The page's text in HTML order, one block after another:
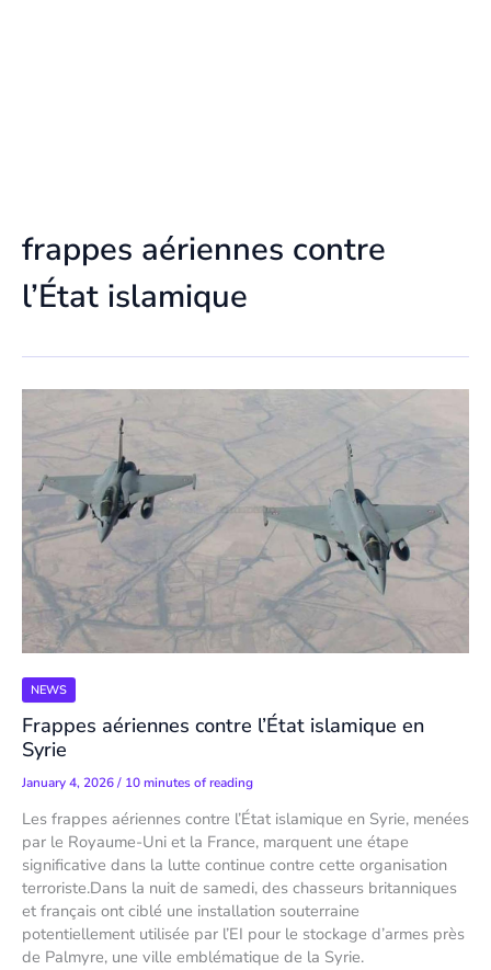
frappes aériennes contre
l’État islamique
NEWS
Frappes aériennes contre l’État islamique en
Syrie
January 4, 2026/ 10 minutes of reading
Les frappes aériennes contre l’État islamique en Syrie, menées
par le Royaume-Uni et la France, marquent une étape
significative dans la lutte continue contre cette organisation
terroriste.Dans la nuit de samedi, des chasseurs britanniques
et français ont ciblé une installation souterraine
potentiellement utilisée par l’EI pour le stockage d’armes près
de Palmyre, une ville emblématique de la Syrie.